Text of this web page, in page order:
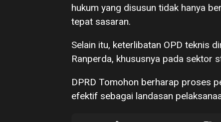
hukum yang disusun tidak hanya
tepat sasaran.
Selain itu, keterlibatan OPD teknis
Ranperda, khususnya pada sektor
DPRD Tomohon berharap proses
efektif sebagai landasan